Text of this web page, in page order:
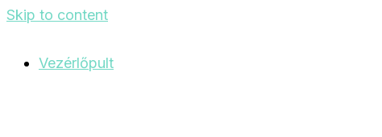
Skip to content
Vezérlőpult